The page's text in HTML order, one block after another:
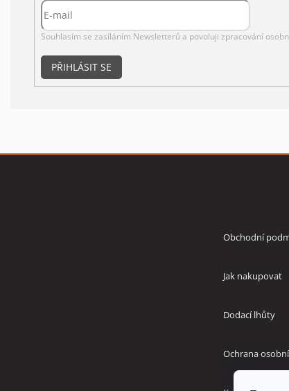
Souhlasím se zasíláním Newsletterů a povoluji zpracování
PŘIHLÁSIT SE
Obchodní
Jak nakupovat
Dodací lhůty
Ochrana